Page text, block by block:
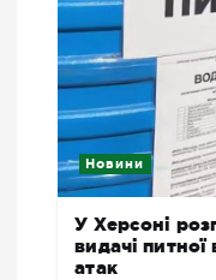
Новини
У Херсоні
видачі питної
атак